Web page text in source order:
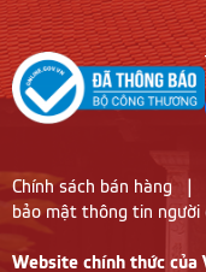
Chính sách bán hàng
bảo mật thông tin người
Website chính thức của